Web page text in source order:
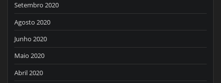
Setembro 2020
Agosto 2020
Junho 2020
Maio 2020
Abril 2020